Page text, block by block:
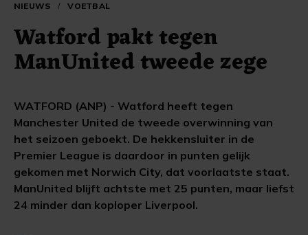
NIEUWS / VOETBAL
Watford pakt tegen
ManUnited tweede zege
WATFORD (ANP) - Watford heeft tegen
Manchester United de tweede overwinning van
het seizoen geboekt. De hekkensluiter in de
Premier League is daardoor in punten gelijk
gekomen met Norwich City, dat voorlaatste staat.
ManUnited blijft achtste met 25 punten, maar liefst
24 minder dan koploper Liverpool.